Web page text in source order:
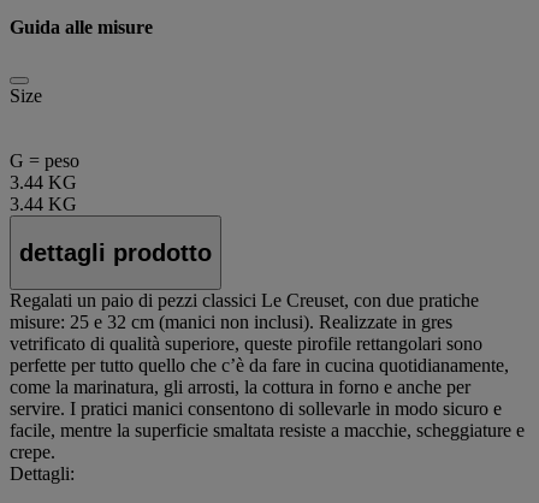
Guida alle misure
Size
G = peso
3.44 KG
3.44 KG
dettagli prodotto
Regalati un paio di pezzi classici Le Creuset, con due pratiche
misure: 25 e 32 cm (manici non inclusi). Realizzate in gres
vetrificato di qualità superiore, queste pirofile rettangolari sono
perfette per tutto quello che c’è da fare in cucina quotidianamente,
come la marinatura, gli arrosti, la cottura in forno e anche per
servire. I pratici manici consentono di sollevarle in modo sicuro e
facile, mentre la superficie smaltata resiste a macchie, scheggiature e
crepe.
Dettagli: